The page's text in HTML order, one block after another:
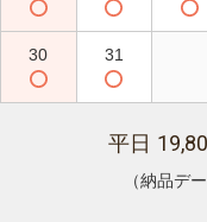
30 31
平日
（納品デ